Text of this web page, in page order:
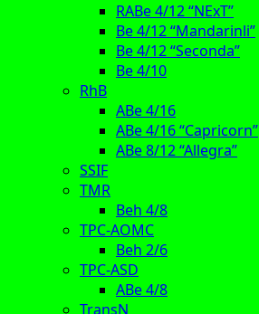
RABe 4/12 “NExT”
Be 4/12 “Mandarinli”
Be 4/12 “Seconda”
Be 4/10
RhB
ABe 4/16
ABe 4/16 “Capricorn”
ABe 8/12 “Allegra”
SSIF
TMR
Beh 4/8
TPC-AOMC
Beh 2/6
TPC-ASD
ABe 4/8
TransN